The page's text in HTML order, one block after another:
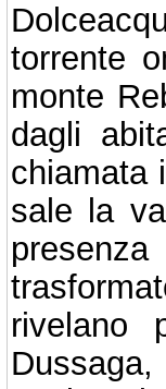
20/11/
02/06/
02/06/
torrente
monte
dagli
chiamata
sale la
rivelano